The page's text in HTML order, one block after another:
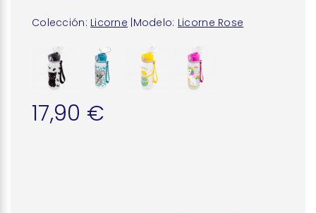
Colección: Licorne Modelo: Licorne Rose
17,90 €